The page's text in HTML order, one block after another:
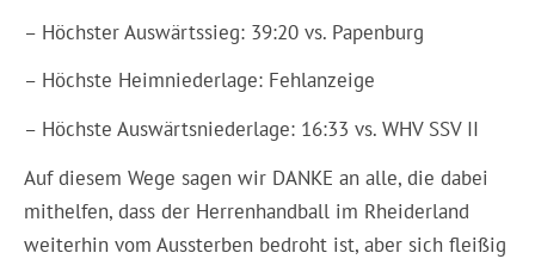
– Höchster Auswärtssieg: 39:20 vs. Papenburg
– Höchste Heimniederlage: Fehlanzeige
– Höchste Auswärtsniederlage: 16:33 vs. WHV SSV II
Auf diesem Wege sagen wir DANKE an alle, die dabei
mithelfen, dass der Herrenhandball im Rheiderland
weiterhin vom Aussterben bedroht ist, aber sich fleißig